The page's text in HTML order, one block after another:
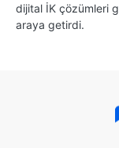
dijital İK çözümleri
araya getirdi.